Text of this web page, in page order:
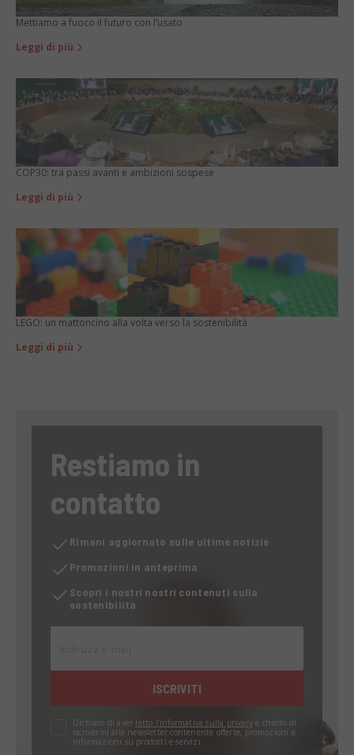
Mettiamo a fuoco il futuro con l’usato
Leggi di più
COP30: tra passi avanti e ambizioni sospese
Leggi di più
LEGO: un mattoncino alla volta verso la sostenibilità
Leggi di più
Restiamo in
contatto
Rimani aggiornato sulle ultime notizie
Promozioni in anteprima
Scopri i nostri nostri contenuti sulla
sostenibilità
ISCRIVITI
Dichiaro di aver letto l’informativa sulla privacy e chiedo di
iscrivermi alla newsletter contenente offerte, promozioni e
informazioni su prodotti e servizi.